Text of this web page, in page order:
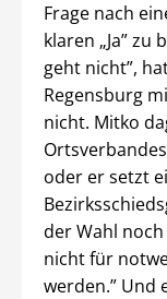
Frage nach
klaren „Ja”
geht nicht”,
Regensburg
nicht. Mitko
oder er setzt
der Wahl
nicht für
werden.” Und